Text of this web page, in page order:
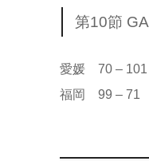
第10節
愛媛 70 –
福岡 99 – 71